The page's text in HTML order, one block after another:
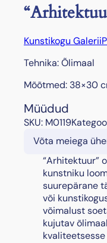
Kunstikogu Galerii
Tehnika: Õlimaal
Mõõtmed: 38×30
Müüdud
SKU: M0119
Võta meiega
“Arhitektuur”
kunstniku
suurepärane
või
võimalust
kujutav